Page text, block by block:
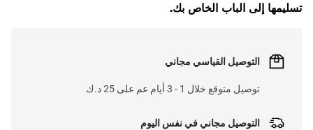
تسليمها إلى الباب الخاص بك.
التوصيل القياسي مجاني
توصيل متوقع خلال 1 - 3 أيام عم على 25 د.ك
التوصيل مجاني في نفس اليوم